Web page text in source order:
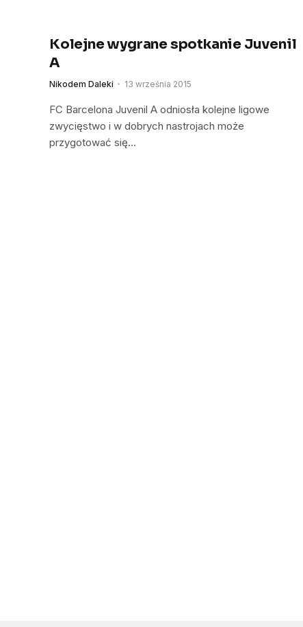
Kolejne wygrane spotkanie Juvenil
A
Nikodem Daleki 13 września 2015
FC Barcelona Juvenil A odniosła kolejne ligowe
zwycięstwo i w dobrych nastrojach może
przygotować się…